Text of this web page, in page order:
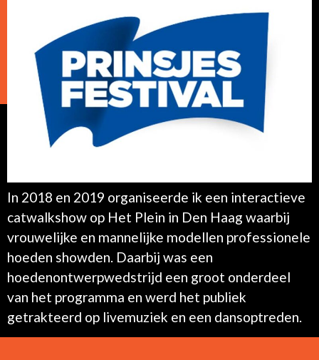
In 2018 en 2019 organiseerde ik een interactieve
catwalkshow op Het Plein in Den Haag waarbij
vrouwelijke en mannelijke modellen professionele
hoeden showden. Daarbij was een
hoedenontwerpwedstrijd een groot onderdeel
van het programma en werd het publiek
getrakteerd op livemuziek en een dansoptreden.